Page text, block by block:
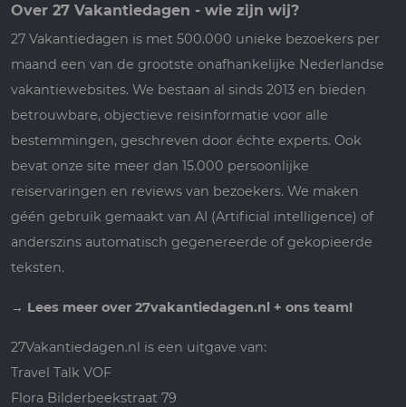
Over 27 Vakantiedagen - wie zijn wij?
27 Vakantiedagen is met 500.000 unieke bezoekers per
maand een van de grootste onafhankelijke Nederlandse
vakantiewebsites. We bestaan al sinds 2013 en bieden
betrouwbare, objectieve reisinformatie voor alle
bestemmingen, geschreven door échte experts. Ook
bevat onze site meer dan 15.000 persoonlijke
reiservaringen en reviews van bezoekers. We maken
géén gebruik gemaakt van AI (Artificial intelligence) of
anderszins automatisch gegenereerde of gekopieerde
teksten.
→ Lees meer over 27vakantiedagen.nl + ons team!
27Vakantiedagen.nl is een uitgave van:
Travel Talk VOF
Flora Bilderbeekstraat 79